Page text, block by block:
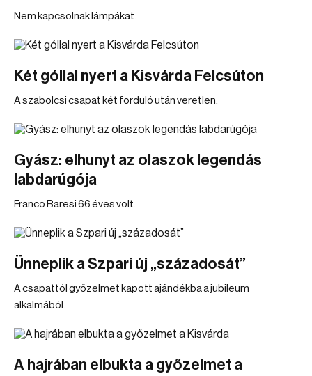
Nem kapcsolnak lámpákat.
Két góllal nyert a Kisvárda Felcsúton
A szabolcsi csapat két forduló után veretlen.
Gyász: elhunyt az olaszok legendás
labdarúgója
Franco Baresi 66 éves volt.
Ünneplik a Szpari új „századosát”
A csapattól győzelmet kapott ajándékba a jubileum
alkalmából.
A hajrában elbukta a győzelmet a